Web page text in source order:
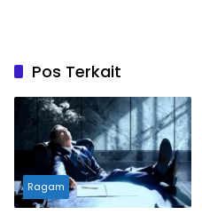
Pos Terkait
Ragam